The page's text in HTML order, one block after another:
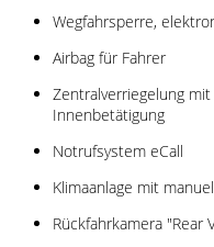
Wegfahrsperre,
Airbag für Fahrer
Zentralverriegelung
Innenbetätigung
Notrufsystem eCall
Klimaanlage mit
Rückfahrkamera "Rear